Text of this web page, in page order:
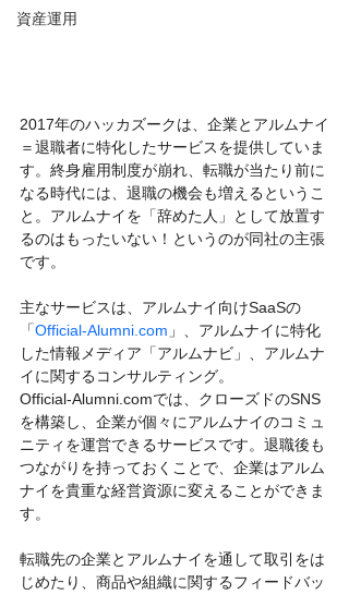
資産運用
2017年のハッカズークは、企業とアルムナイ
＝退職者に特化したサービスを提供していま
す。終身雇用制度が崩れ、転職が当たり前に
なる時代には、退職の機会も増えるというこ
と。アルムナイを「辞めた人」として放置す
るのはもったいない！というのが同社の主張
です。
主なサービスは、アルムナイ向けSaaSの
「Official-Alumni.com 」、アルムナイに特化
した情報メディア「アルムナビ」、アルムナ
イに関するコンサルティング。
Official-Alumni.comでは、クローズドのSNS
を構築し、企業が個々にアルムナイのコミュ
ニティを運営できるサービスです。退職後も
つながりを持っておくことで、企業はアルム
ナイを貴重な経営資源に変えることができま
す。
転職先の企業とアルムナイを通して取引をは
じめたり、商品や組織に関するフィードバッ